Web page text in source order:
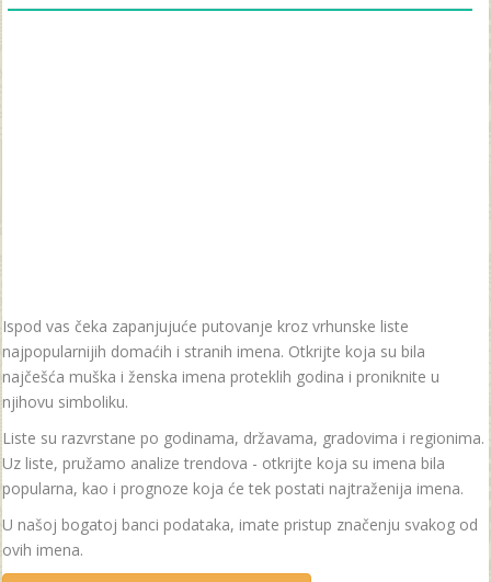
Ispod vas čeka zapanjujuće putovanje kroz vrhunske liste
najpopularnijih domaćih i stranih imena. Otkrijte koja su bila
najčešća muška i ženska imena proteklih godina i proniknite u
njihovu simboliku.
Liste su razvrstane po godinama, državama, gradovima i regionima.
Uz liste, pružamo analize trendova - otkrijte koja su imena bila
popularna, kao i prognoze koja će tek postati najtraženija imena.
U našoj bogatoj banci podataka, imate pristup značenju svakog od
ovih imena.